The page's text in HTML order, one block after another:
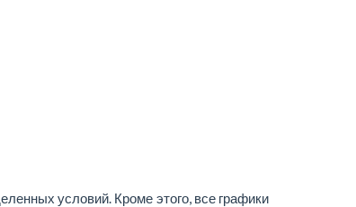
условий. Кроме этого, все графики